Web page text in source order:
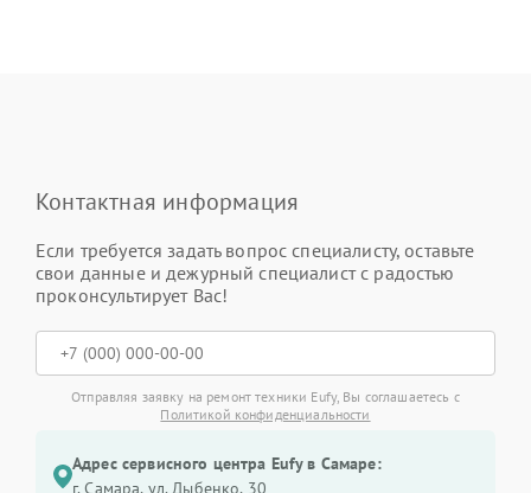
Контактная информация
Если требуется задать вопрос специалисту, оставьте
свои данные и дежурный специалист с радостью
проконсультирует Вас!
Отправляя заявку на ремонт техники Eufy, Вы соглашаетесь с
Политикой конфиденциальности
Адрес сервисного центра Eufy в Самаре:
г. Самара, ул. Дыбенко, 30